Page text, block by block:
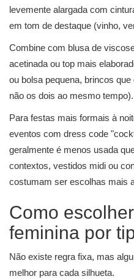
levemente alargada com
em tom de destaque (vinho,
Combine com blusa de
acetinada ou top mais
ou bolsa pequena, brincos
não os dois ao mesmo tempo).
Para festas mais formais à
eventos com dress code
geralmente é menos usada
contextos, vestidos midi ou
costumam ser escolhas mais
Como
feminina por
Não existe regra fixa, mas
melhor para cada silhueta.